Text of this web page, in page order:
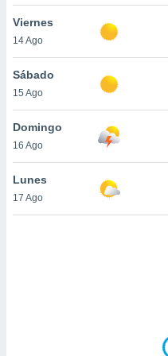
sitio
En
sean
el sitio
ni para
o
Viernes
14 Ago
Sábado
15 Ago
Domingo
16 Ago
Lunes
17 Ago